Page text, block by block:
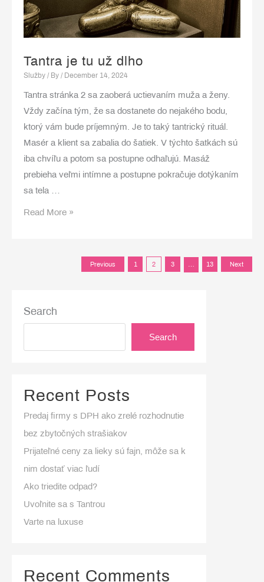
Tantra je tu už dlho
Služby / By / December 14, 2024
Tantra stránka 2 sa zaoberá uctievaním muža a ženy.
Vždy začína tým, že sa dostanete do nejakého bodu,
ktorý vám bude príjemným. Je to taký tantrický rituál.
Masér a klient sa zabalia do šatiek. V týchto šatkách sú
iba chvíľu a potom sa postupne odhaľujú. Masáž
prebieha veľmi intímne a postupne pokračuje dotýkaním
sa tela …
Tantra
Read More »
Posts
Previous 1 2 3 … 13 Next
Search
Search
Recent Posts
Predaj firmy s DPH ako zrelé rozhodnutie
bez zbytočných strašiakov
Prijateľné ceny za lieky sú fajn, môže sa k
nim dostať viac ľudí
Ako triedite odpad?
Uvoľnite sa s Tantrou
Varte na luxuse
Recent Comments